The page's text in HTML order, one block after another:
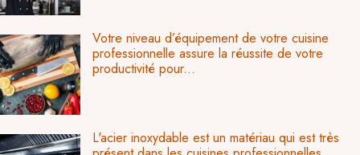
Votre niveau d’équipement de votre cuisine
professionnelle assure la réussite de votre
productivité pour...
L'acier inoxydable est un matériau qui est très